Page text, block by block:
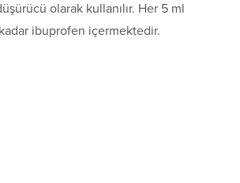
olarak kullanılır. Her 5 ml
ibuprofen içermektedir.